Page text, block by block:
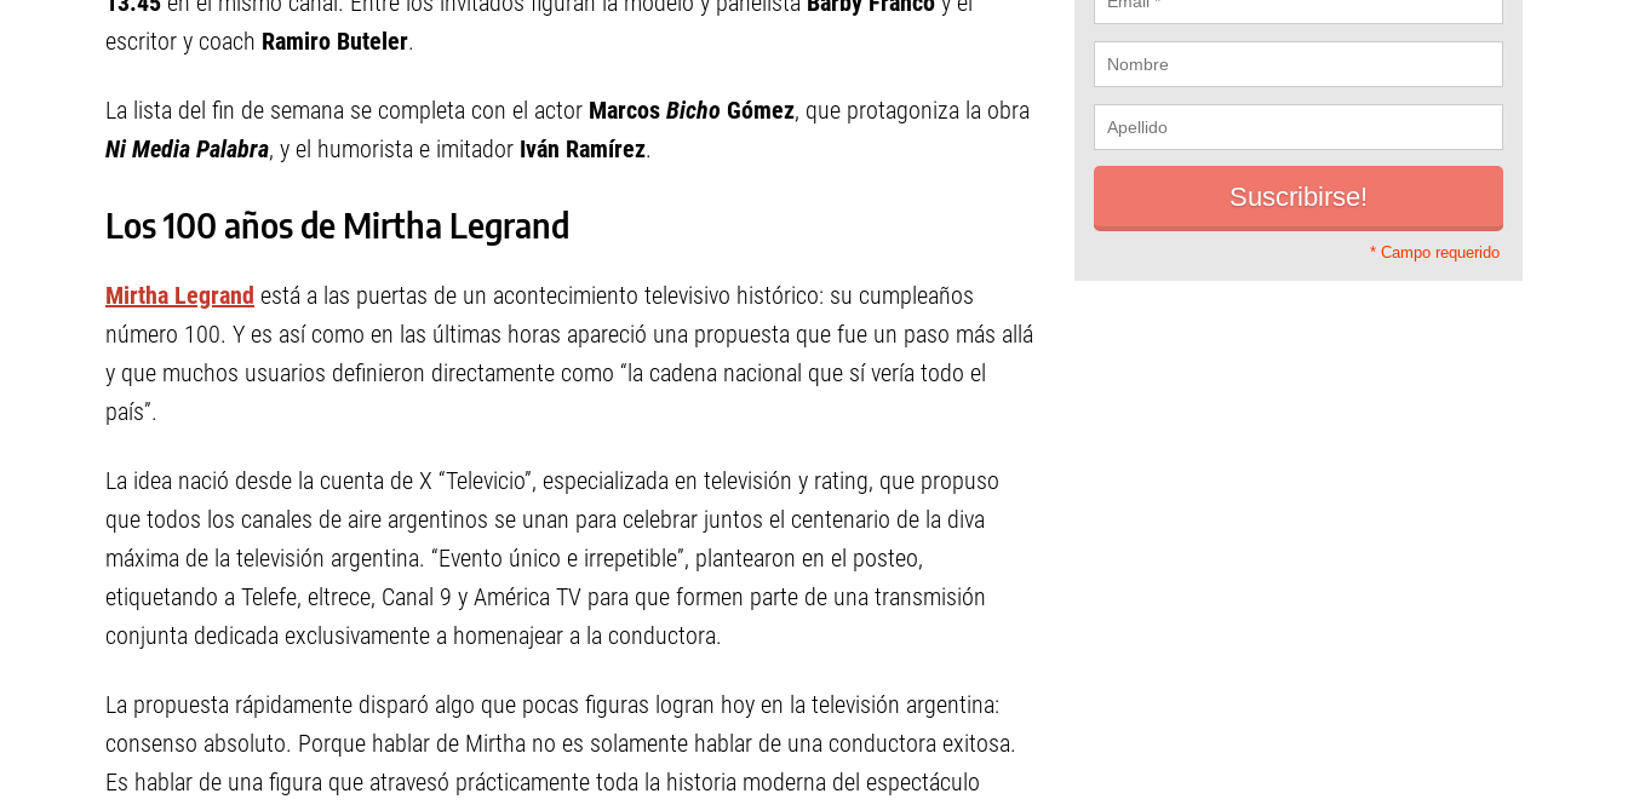
escritor y coach Ramiro Buteler.
La lista del fin de semana se completa con el actor Marcos Bicho Gómez, que protagoniza la obra
Ni Media Palabra, y el humorista e imitador Iván Ramírez.
Los 100 años de Mirtha Legrand
Mirtha Legrand está a las puertas de un acontecimiento televisivo histórico: su cumpleaños
número 100. Y es así como en las últimas horas apareció una propuesta que fue un paso más allá
y que muchos usuarios definieron directamente como “la cadena nacional que sí vería todo el
país”.
La idea nació desde la cuenta de X “Televicio”, especializada en televisión y rating, que propuso
que todos los canales de aire argentinos se unan para celebrar juntos el centenario de la diva
máxima de la televisión argentina. “Evento único e irrepetible”, plantearon en el posteo,
etiquetando a Telefe, eltrece, Canal 9 y América TV para que formen parte de una transmisión
conjunta dedicada exclusivamente a homenajear a la conductora.
La propuesta rápidamente disparó algo que pocas figuras logran hoy en la televisión argentina:
consenso absoluto. Porque hablar de Mirtha no es solamente hablar de una conductora exitosa.
Es hablar de una figura que atravesó prácticamente toda la historia moderna del espectáculo
* Campo requerido